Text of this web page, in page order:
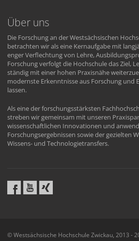
Über uns
Die Forschung an der Westsächsischen
betrachten wir als eine Kernaufgabe mit
enger Verflechtung von Lehre,
Forschung verfolgt die Hochschule das Ziel,
ständig mit einer hohen Praxisnähe
modernste Erkenntnisse aus Forschung und
lassen.
Als eine der forschungsstärksten
streben wir gemeinsam mit unseren
wissenschaftlichen Innovationen und
Forschungsergebnissen sowie der gezielten
Wissens- und Technologietransfers.
© Westsächsische Hochschule Zwickau, 2013 -